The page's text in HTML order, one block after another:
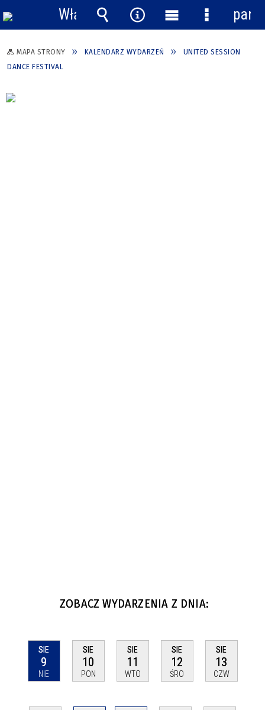
MAPA STRONY KALENDARZ WYDARZEŃ
UNITED SESSION
DANCE FESTIVAL
ZOBACZ WYDARZENIA Z DNIA:
SIE
9
NIE
SIE
10
PON
SIE
11
WTO
SIE
12
ŚRO
SIE
13
CZW
Włącz
powiadomienia
Wyszukiwarka
Narzędzia
Menu
główne
Menu
panel